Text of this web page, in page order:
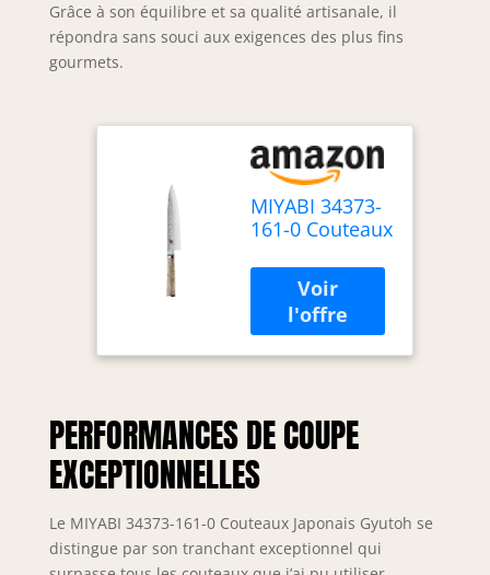
Grâce à son équilibre et sa qualité artisanale, il
répondra sans souci aux exigences des plus fins
gourmets.
MIYABI 34373-
161-0 Couteaux
Gyutoh
PERFORMANCES DE COUPE
EXCEPTIONNELLES
Le MIYABI 34373-161-0 Couteaux Japonais Gyutoh se
distingue par son tranchant exceptionnel qui